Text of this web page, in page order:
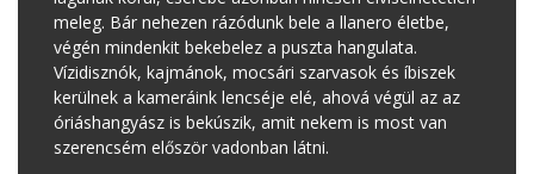
meleg. Bár nehezen rázódunk bele a llanero életbe,
végén mindenkit bekebelez a puszta hangulata.
Vízidisznók, kajmánok, mocsári szarvasok és íbiszek
kerülnek a kameráink lencséje elé, ahová végül az az
óriáshangyász is bekúszik, amit nekem is most van
szerencsém először vadonban látni.